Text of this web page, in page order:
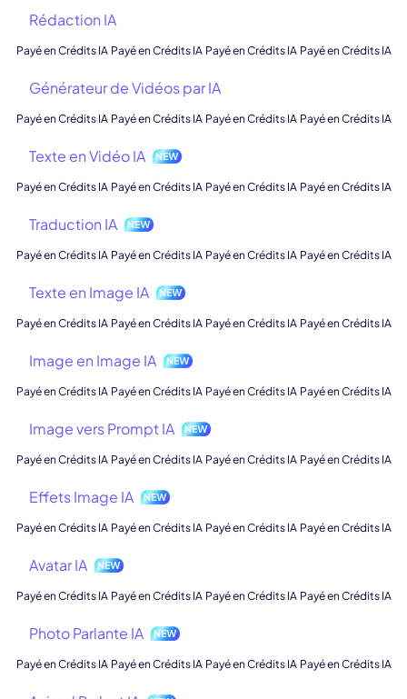
Rédaction IA
Payé en Crédits IA Payé en Crédits IA Payé en Crédits IA Payé en Crédits IA
Générateur de Vidéos par IA
Payé en Crédits IA Payé en Crédits IA Payé en Crédits IA Payé en Crédits IA
Texte en Vidéo IA
Payé en Crédits IA Payé en Crédits IA Payé en Crédits IA Payé en Crédits IA
Traduction IA
Payé en Crédits IA Payé en Crédits IA Payé en Crédits IA Payé en Crédits IA
Texte en Image IA
Payé en Crédits IA Payé en Crédits IA Payé en Crédits IA Payé en Crédits IA
Image en Image IA
Payé en Crédits IA Payé en Crédits IA Payé en Crédits IA Payé en Crédits IA
Image vers Prompt IA
Payé en Crédits IA Payé en Crédits IA Payé en Crédits IA Payé en Crédits IA
Effets Image IA
Payé en Crédits IA Payé en Crédits IA Payé en Crédits IA Payé en Crédits IA
Avatar IA
Payé en Crédits IA Payé en Crédits IA Payé en Crédits IA Payé en Crédits IA
Photo Parlante IA
Payé en Crédits IA Payé en Crédits IA Payé en Crédits IA Payé en Crédits IA